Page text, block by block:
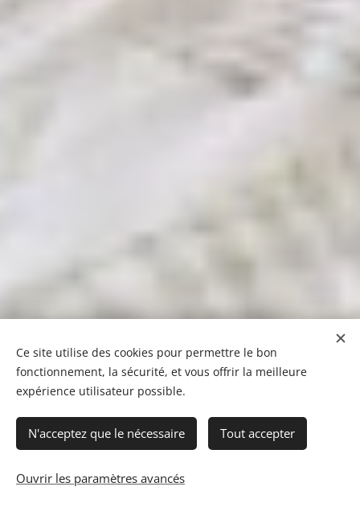
Ce site utilise des cookies pour permettre le bon
fonctionnement, la sécurité, et vous offrir la meilleure
expérience utilisateur possible.
N'acceptez que le nécessaire Tout accepter
Ouvrir les paramètres avancés